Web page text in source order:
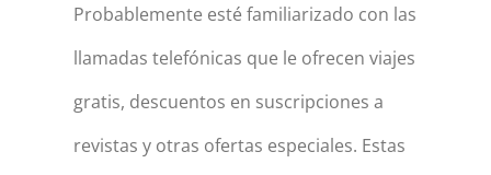
Probablemente esté familiarizado con las
llamadas telefónicas que le ofrecen viajes
gratis, descuentos en suscripciones a
revistas y otras ofertas especiales. Estas